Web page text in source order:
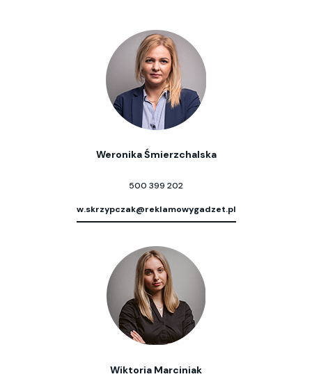
Weronika Śmierzchalska
500 399 202
w.skrzypczak@reklamowygadzet.pl
Wiktoria Marciniak